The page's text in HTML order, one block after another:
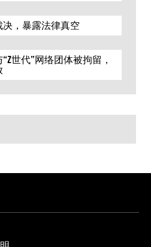
，暴露法律真空
世代”网络团体被拘留，